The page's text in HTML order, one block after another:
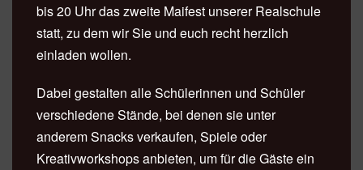
bis 20 Uhr das zweite Maifest unserer Realschule
statt, zu dem wir Sie und euch recht herzlich
einladen wollen.
Dabei gestalten alle Schülerinnen und Schüler
verschiedene Stände, bei denen sie unter
anderem Snacks verkaufen, Spiele oder
Kreativworkshops anbieten, um für die Gäste ein